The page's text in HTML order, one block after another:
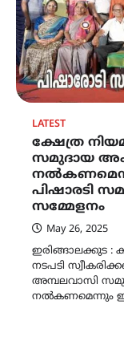
LATEST
ക്ഷേത്ര
സമുദായ
പിഷാരടി
സമ്മേളനം
May 26, 2025
ഇരിങ്ങാലക്കുട :
നടപടി
അമ്പലവാസി
നൽകണമെന്നും